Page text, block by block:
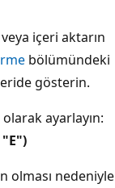
içeri aktarın
bölümündeki
gösterin.
ayarlayın:
olması nedeniyle